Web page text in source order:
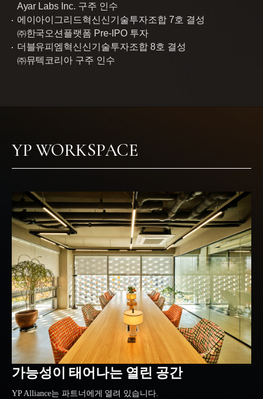
Ayar Labs Inc. 구주 인수
에이아이그리드혁신신기술투자조합 7호 결성
㈜한국오션플랫폼 Pre-IPO 투자
더블유피엠혁신신기술투자조합 8호 결성
㈜뮤텍코리아 구주 인수
YP WORKSPACE
가능성이 태어나는 열린 공간
YP Alliance는 파트너에게 열려 있습니다.